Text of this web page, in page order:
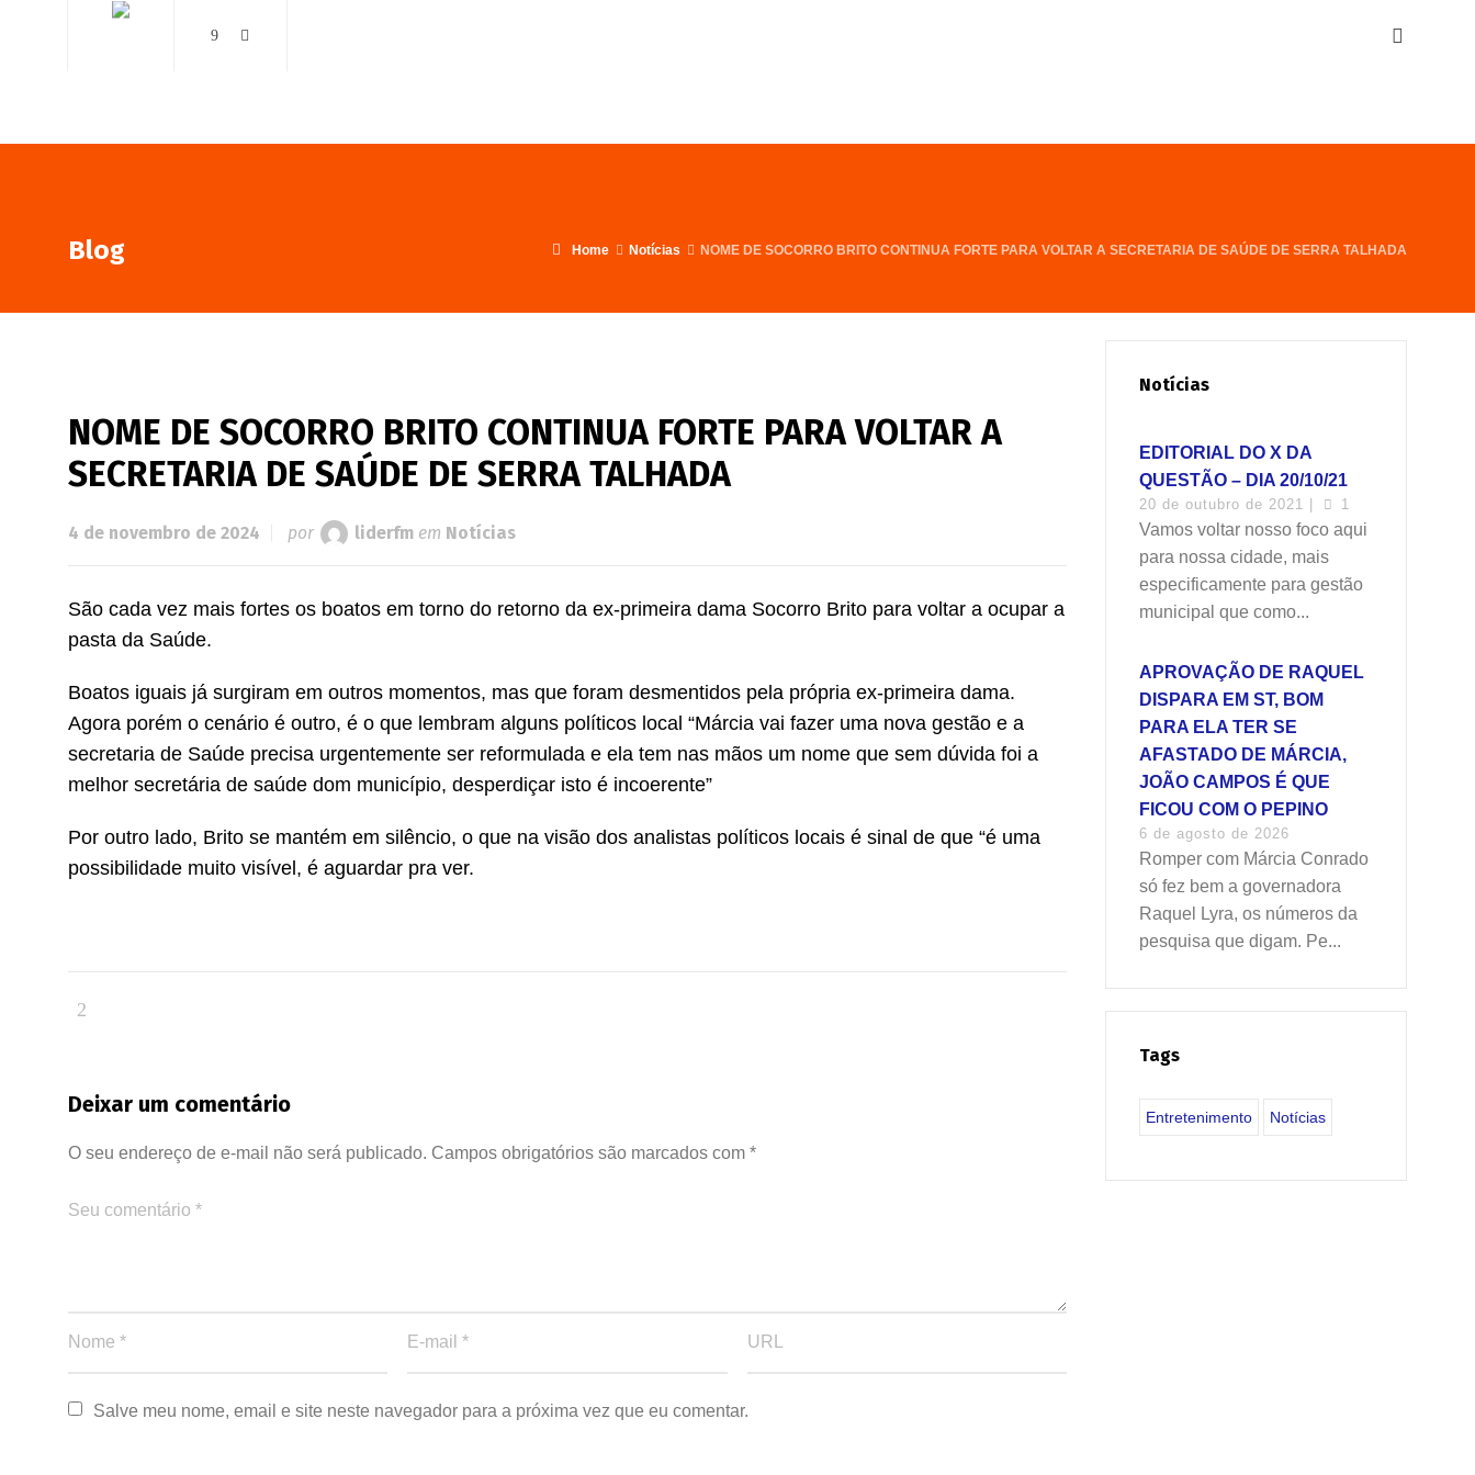
Blog Home Notícias NOME DE SOCORRO BRITO CONTINUA FORTE PARA VOLTAR A SECRETARIA DE SAÚDE DE SERRA TALHADA
NOME DE SOCORRO BRITO CONTINUA FORTE PARA VOLTAR A
SECRETARIA DE SAÚDE DE SERRA TALHADA
4 de novembro de 2024 por liderfm em Notícias
São cada vez mais fortes os boatos em torno do retorno da ex-primeira dama Socorro Brito para voltar a ocupar a
pasta da Saúde.
Boatos iguais já surgiram em outros momentos, mas que foram desmentidos pela própria ex-primeira dama.
Agora porém o cenário é outro, é o que lembram alguns políticos local “Márcia vai fazer uma nova gestão e a
secretaria de Saúde precisa urgentemente ser reformulada e ela tem nas mãos um nome que sem dúvida foi a
melhor secretária de saúde dom município, desperdiçar isto é incoerente”
Por outro lado, Brito se mantém em silêncio, o que na visão dos analistas políticos locais é sinal de que “é uma
possibilidade muito visível, é aguardar pra ver.
Deixar um comentário
O seu endereço de e-mail não será publicado. Campos obrigatórios são marcados com *
Salve meu nome, email e site neste navegador para a próxima vez que eu comentar.
Notícias
EDITORIAL DO X DA
QUESTÃO – DIA 20/10/21
20 de outubro de 2021 | 1
Vamos voltar nosso foco aqui
para nossa cidade, mais
especificamente para gestão
municipal que como...
APROVAÇÃO DE RAQUEL
DISPARA EM ST, BOM
PARA ELA TER SE
AFASTADO DE MÁRCIA,
JOÃO CAMPOS É QUE
FICOU COM O PEPINO
6 de agosto de 2026
Romper com Márcia Conrado
só fez bem a governadora
Raquel Lyra, os números da
pesquisa que digam. Pe...
Tags
Entretenimento Notícias